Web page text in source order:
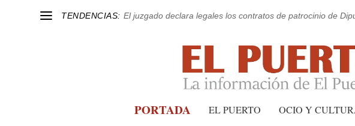
TENDENCIAS: El juzgado declara legales los contratos de patrocinio de
PORTADA EL PUERTO OCIO Y